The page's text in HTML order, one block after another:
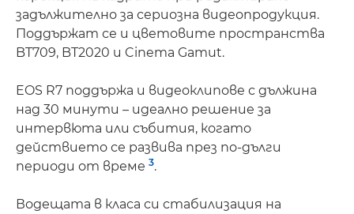
задължително за сериозна видеопродукция.
Поддържат се и цветовите пространства
BT709, BT2020 и Cinema Gamut.
EOS R7 поддържа и видеоклипове с дължина
над 30 минути – идеално решение за
интервюта или събития, когато
действието се развива през по-дълги
периоди от време 3.
Водещата в класа си стабилизация на